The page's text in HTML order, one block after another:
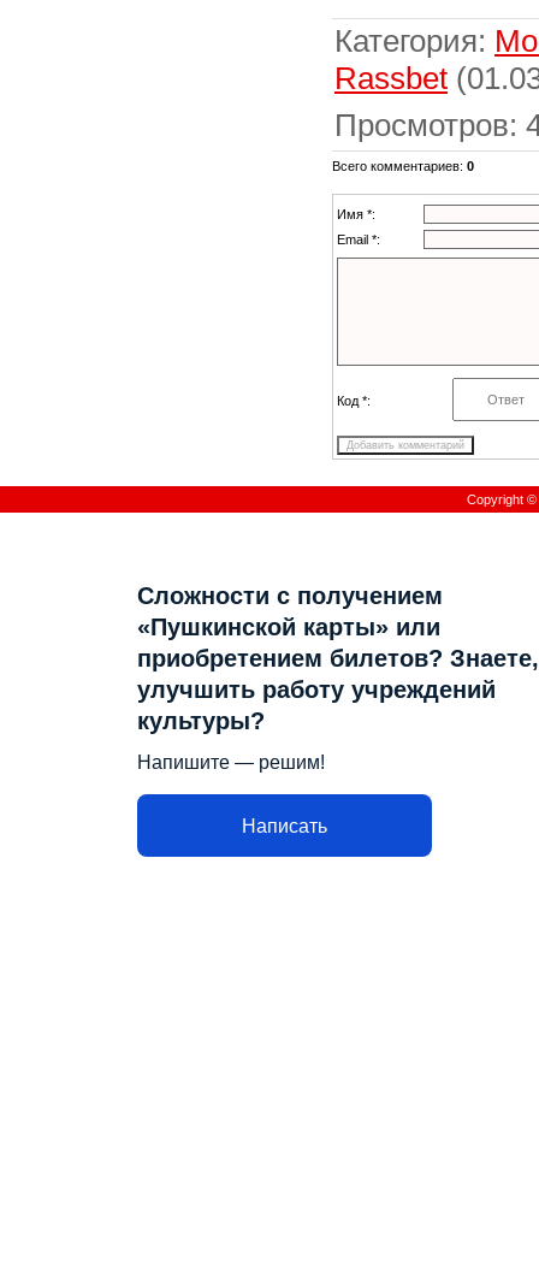
Категория:
Rassbet
Просмотров:
Всего комментариев: 0
Имя *:
Email *:
Код *:
Copyright
Сложности с получением
«Пушкинской карты» или
приобретением билетов?
улучшить работу учреждений
культуры?
Напишите — решим!
Написать